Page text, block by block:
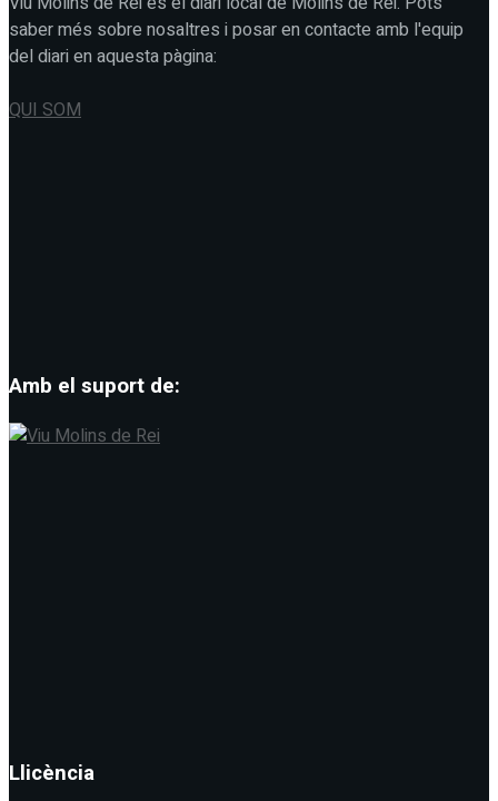
saber més sobre nosaltres i posar en contacte amb l'equip
del diari en aquesta pàgina:
QUI SOM
Amb el suport de:
Llicència